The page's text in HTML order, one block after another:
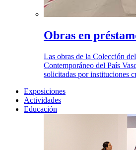
Obras en
Las obras de la Colección
Contemporáneo del País
solicitadas por instituciones
Exposiciones
Actividades
Educación